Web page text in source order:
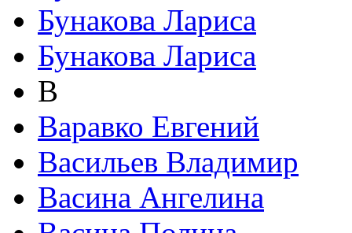
Бунакова Лариса
Бунакова Лариса
В
Варавко Евгений
Васильев Владимир
Васина Ангелина